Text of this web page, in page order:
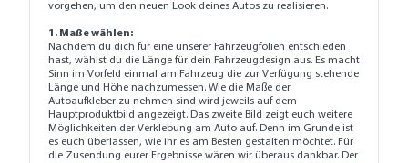
vorgehen, um den neuen Look deines Autos zu realisieren.
1. Maße wählen:
Nachdem du dich für eine unserer Fahrzeugfolien entschieden
hast, wählst du die Länge für dein Fahrzeugdesign aus. Es macht
Sinn im Vorfeld einmal am Fahrzeug die zur Verfügung stehende
Länge und Höhe nachzumessen. Wie die Maße der
Autoaufkleber zu nehmen sind wird jeweils auf dem
Hauptproduktbild angezeigt. Das zweite Bild zeigt euch weitere
Möglichkeiten der Verklebung am Auto auf. Denn im Grunde ist
es euch überlassen, wie ihr es am Besten gestalten möchtet. Für
die Zusendung eurer Ergebnisse wären wir überaus dankbar. Der